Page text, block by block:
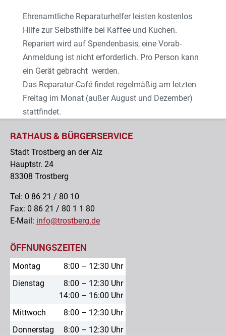
Ehrenamtliche Reparaturhelfer leisten kostenlos
Hilfe zur Selbsthilfe bei Kaffee und Kuchen.
Repariert wird auf Spendenbasis, eine Vorab-
Anmeldung ist nicht erforderlich. Pro Person kann
ein Gerät gebracht werden.
Das Reparatur-Café findet regelmäßig am letzten
Freitag im Monat (außer August und Dezember)
stattfindet.
RATHAUS & BÜRGERSERVICE
Stadt Trostberg an der Alz
Hauptstr. 24
83308 Trostberg
Tel: 0 86 21 / 80 10
Fax: 0 86 21 / 80 1 1 80
E-Mail: info@trostberg.de
ÖFFNUNGSZEITEN
Montag
8:00 – 12:30 Uhr
Dienstag
8:00 – 12:30 Uhr
14:00 – 16:00 Uhr
Mittwoch
8:00 – 12:30 Uhr
Donnerstag
8:00 – 12:30 Uhr